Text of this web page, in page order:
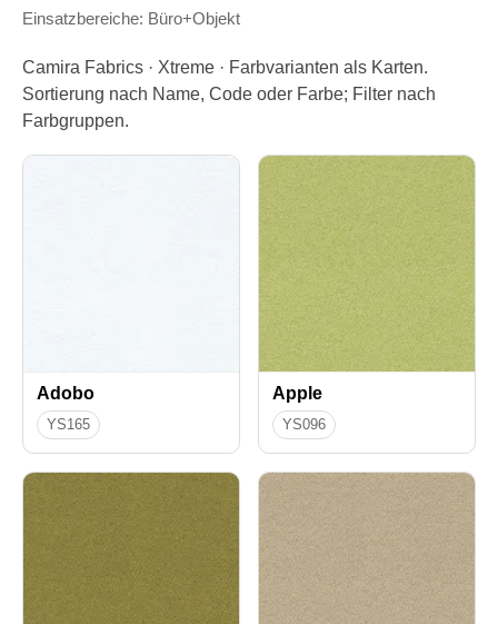
Einsatzbereiche: Büro+Objekt
Camira Fabrics · Xtreme · Farbvarianten als Karten.
Sortierung nach Name, Code oder Farbe; Filter nach
Farbgruppen.
Adobo
YS165
Apple
YS096